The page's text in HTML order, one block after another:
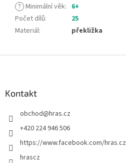
? Minimální věk: 6+
Počet dílů:
25
Materiál: překližka
Kontakt
obchod@hras.cz
+420 224 946 506
https://www.facebook.com/hras.cz
hrascz